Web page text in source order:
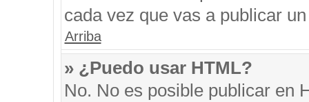
cada vez que vas a publicar
Arriba
» ¿Puedo usar HTML?
No. No es posible publicar en